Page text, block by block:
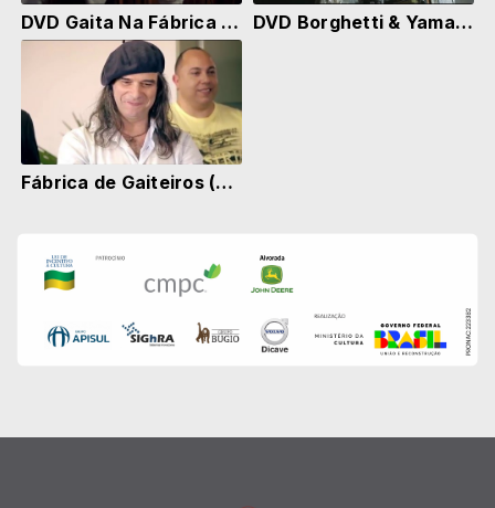
DVD Gaita Na Fábrica | Brincando Com a Dora DVD Borghetti & Yamandu | Barra do Ribeiro
Fábrica de Gaiteiros (2016) Renato Borghetti